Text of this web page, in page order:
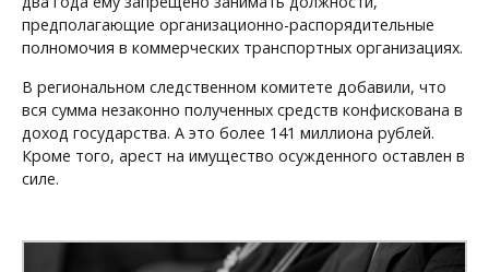
предполагающие организационно-распорядительные
полномочия в коммерческих транспортных организациях.
В региональном следственном комитете добавили, что
вся сумма незаконно полученных средств конфискована в
доход государства. А это более 141 миллиона рублей.
Кроме того, арест на имущество осужденного оставлен в
силе.